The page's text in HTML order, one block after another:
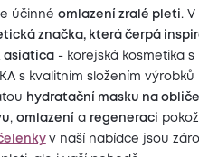
účinné omlazení zralé pleti.
značka, která čerpá
asiatica- korejská kosmetika s
s kvalitním složením výrobků
hydratační masku na
, omlazení a regeneraci
v naší nabídce jsou